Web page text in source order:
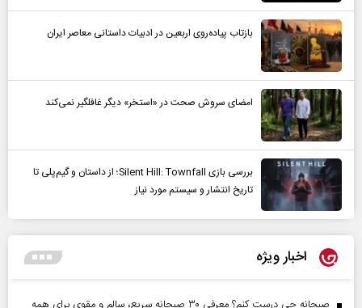
بازتاب پیاده‌روی اربعین در ادبیات داستانی معاصر ایران
امضای سروش صحت در «استخر» دیگر غافلگیر نمی‌کند
بررسی بازی Silent Hill: Townfall؛ از داستان و گیم‌پلی تا
تاریخ انتشار و سیستم مورد نیاز
اخبار ویژه